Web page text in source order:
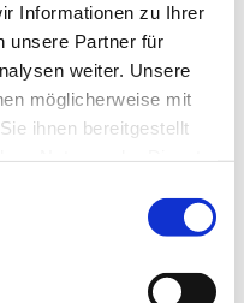
Informationen zu Ihrer
unsere Partner für
weiter. Unsere
möglicherweise mit
ihnen bereitgestellt
An der Karlstadt 8
27568 Bremerhaven
Impact,
Work, Start-ups